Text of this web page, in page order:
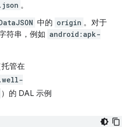
。
中的 origin 。对于
符串，例如 android:apk-
托管在
）的 DAL 示例